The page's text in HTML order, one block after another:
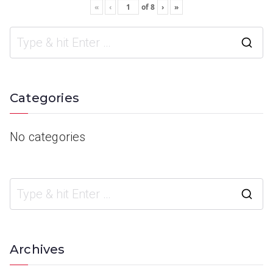
« ‹ of8 › »
Categories
No categories
Archives